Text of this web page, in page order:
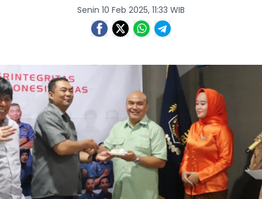
Senin 10 Feb 2025, 11:33 WIB